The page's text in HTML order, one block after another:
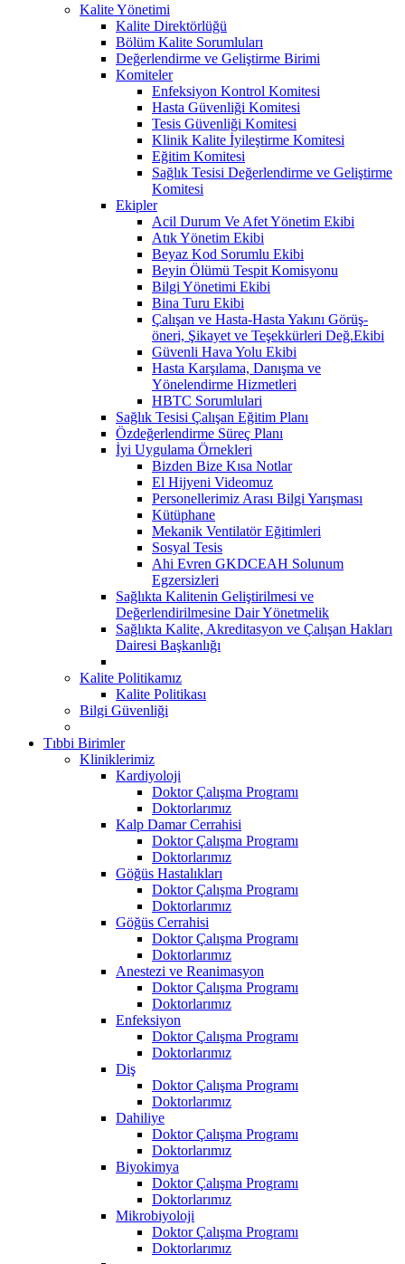
Kalite Yönetimi
Kalite Direktörlüğü
Bölüm Kalite Sorumluları
Değerlendirme ve Geliştirme Birimi
Komiteler
Enfeksiyon Kontrol Komitesi
Hasta Güvenliği Komitesi
Tesis Güvenliği Komitesi
Klinik Kalite İyileştirme Komitesi
Eğitim Komitesi
Sağlık Tesisi Değerlendirme ve Geliştirme
Komitesi
Ekipler
Acil Durum Ve Afet Yönetim Ekibi
Atık Yönetim Ekibi
Beyaz Kod Sorumlu Ekibi
Beyin Ölümü Tespit Komisyonu
Bilgi Yönetimi Ekibi
Bina Turu Ekibi
Çalışan ve Hasta-Hasta Yakını Görüş-
öneri, Şikayet ve Teşekkürleri Değ.Ekibi
Güvenli Hava Yolu Ekibi
Hasta Karşılama, Danışma ve
Yönelendirme Hizmetleri
HBTC Sorumlulari
Sağlık Tesisi Çalışan Eğitim Planı
Özdeğerlendirme Süreç Planı
İyi Uygulama Örnekleri
Bizden Bize Kısa Notlar
El Hijyeni Videomuz
Personellerimiz Arası Bilgi Yarışması
Kütüphane
Mekanik Ventilatör Eğitimleri
Sosyal Tesis
Ahi Evren GKDCEAH Solunum
Egzersizleri
Sağlıkta Kalitenin Geliştirilmesi ve
Değerlendirilmesine Dair Yönetmelik
Sağlıkta Kalite, Akreditasyon ve Çalışan Hakları
Dairesi Başkanlığı
Kalite Politikamız
Kalite Politikası
Bilgi Güvenliği
Tıbbi Birimler
Kliniklerimiz
Kardiyoloji
Doktor Çalışma Programı
Doktorlarımız
Kalp Damar Cerrahisi
Doktor Çalışma Programı
Doktorlarımız
Göğüs Hastalıkları
Doktor Çalışma Programı
Doktorlarımız
Göğüs Cerrahisi
Doktor Çalışma Programı
Doktorlarımız
Anestezi ve Reanimasyon
Doktor Çalışma Programı
Doktorlarımız
Enfeksiyon
Doktor Çalışma Programı
Doktorlarımız
Diş
Doktor Çalışma Programı
Doktorlarımız
Dahiliye
Doktor Çalışma Programı
Doktorlarımız
Biyokimya
Doktor Çalışma Programı
Doktorlarımız
Mikrobiyoloji
Doktor Çalışma Programı
Doktorlarımız